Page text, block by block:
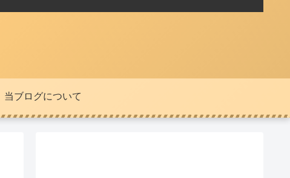
当ブログについて